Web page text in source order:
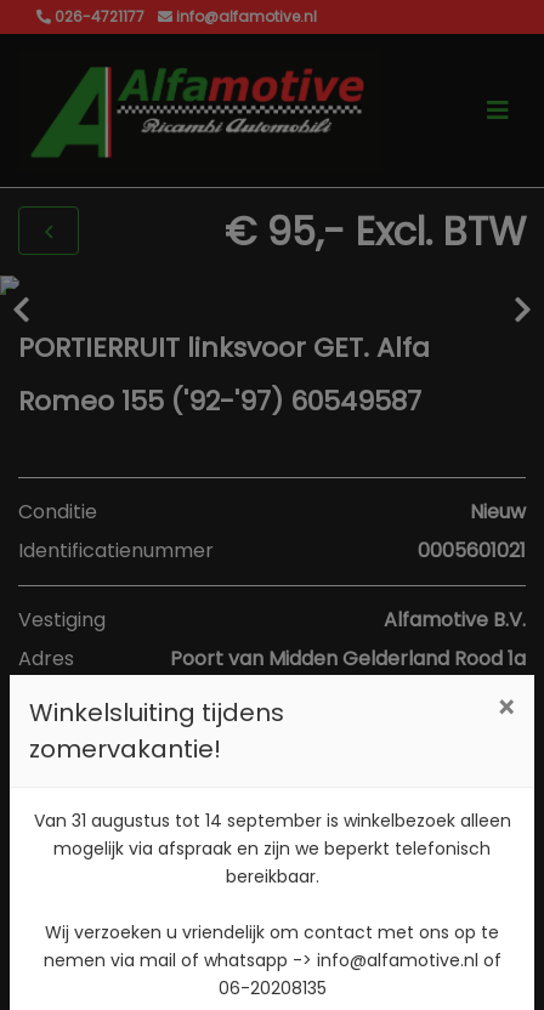
026-4721177 info@alfamotive.nl
€ 95,- Excl. BTW
PORTIERRUIT linksvoor GET. Alfa
Romeo 155 ('92-'97) 60549587
Conditie
Nieuw
Identificatienummer
0005601021
Vestiging
Alfamotive B.V.
Adres
Poort van Midden Gelderland Rood 1a
Postcode
6666 LS
Direct contact opnemen? Bel 026-4721177!
Stuur een WhatsApp bericht!
Check beschikbaarheid
Winkelsluiting tijdens
zomervakantie!
×
Van 31 augustus tot 14 september is winkelbezoek alleen
mogelijk via afspraak en zijn we beperkt telefonisch
bereikbaar.
Wij verzoeken u vriendelijk om contact met ons op te
nemen via mail of whatsapp -> info@alfamotive.nl of
06-20208135